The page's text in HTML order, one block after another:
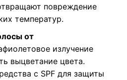
повреждение
температур.
от
излучение
выцветание цвета.
с SPF для защиты